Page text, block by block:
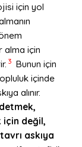
için yol
alma için
3 Bunun için
içinde
alınır.
için değil,
askıya